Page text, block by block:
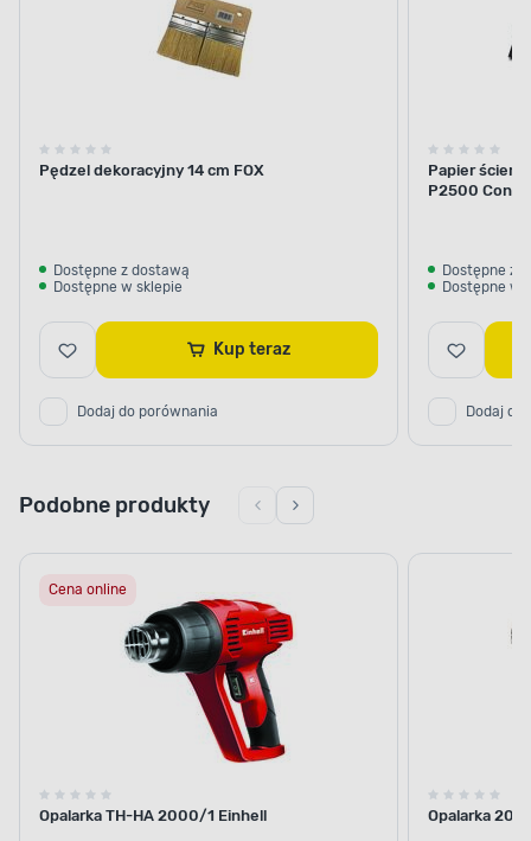
Pędzel dekoracyjny 14 cm FOX
Dostępne z dostawą
Dostępne w sklepie
Kup teraz
Dodaj do porównania
Papier
P2500
Dostępne z
Dostępne w
Dodaj do
Podobne produkty
Cena online
Opalarka TH-HA 2000/1 Einhell Opalarka